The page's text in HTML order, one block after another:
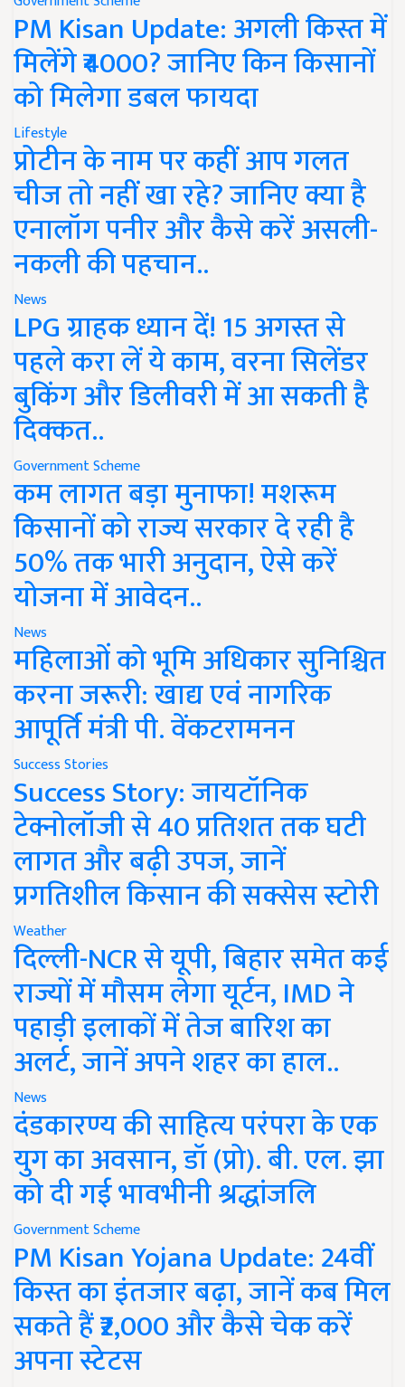
PM Kisan Update: अगली किस्त में
मिलेंगे ₹4000? जानिए किन किसानों
को मिलेगा डबल फायदा
Lifestyle
प्रोटीन के नाम पर कहीं आप गलत
चीज तो नहीं खा रहे? जानिए क्या है
एनालॉग पनीर और कैसे करें असली-
नकली की पहचान..
News
LPG ग्राहक ध्यान दें! 15 अगस्त से
पहले करा लें ये काम, वरना सिलेंडर
बुकिंग और डिलीवरी में आ सकती है
दिक्कत..
Government Scheme
कम लागत बड़ा मुनाफा! मशरूम
किसानों को राज्य सरकार दे रही है
50% तक भारी अनुदान, ऐसे करें
योजना में आवेदन..
News
महिलाओं को भूमि अधिकार सुनिश्चित
करना जरूरी: खाद्य एवं नागरिक
आपूर्ति मंत्री पी. वेंकटरामनन
Success Stories
Success Story: जायटॉनिक
टेक्नोलॉजी से 40 प्रतिशत तक घटी
लागत और बढ़ी उपज, जानें
प्रगतिशील किसान की सक्सेस स्टोरी
Weather
दिल्ली-NCR से यूपी, बिहार समेत कई
राज्यों में मौसम लेगा यूर्टन, IMD ने
पहाड़ी इलाकों में तेज बारिश का
अलर्ट, जानें अपने शहर का हाल..
News
दंडकारण्य की साहित्य परंपरा के एक
युग का अवसान, डॉ (प्रो). बी. एल. झा
को दी गई भावभीनी श्रद्धांजलि
Government Scheme
PM Kisan Yojana Update: 24वीं
किस्त का इंतजार बढ़ा, जानें कब मिल
सकते हैं ₹2,000 और कैसे चेक करें
अपना स्टेटस